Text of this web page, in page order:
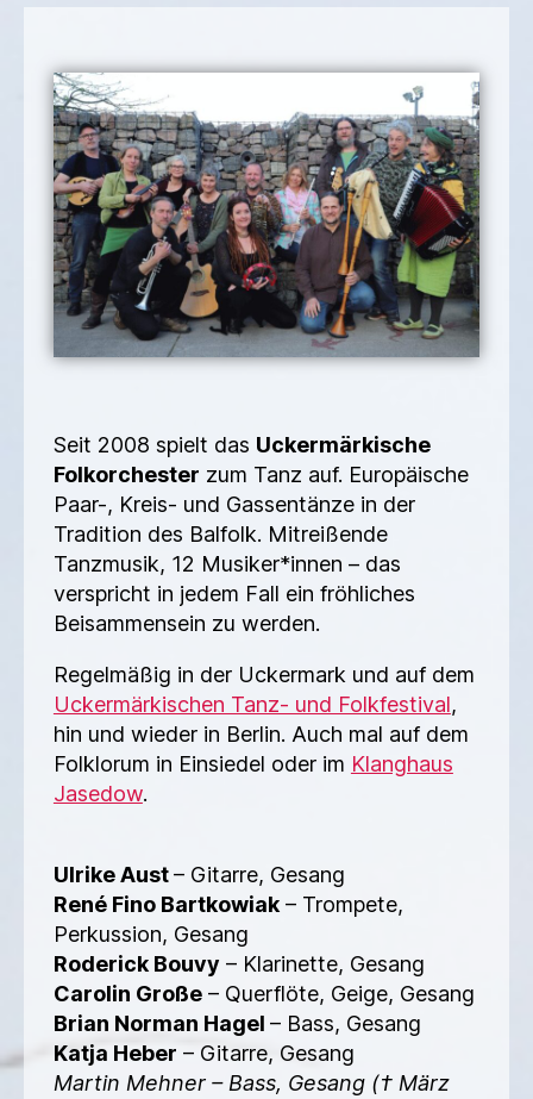
Seit 2008 spielt das Uckermärkische
Folkorchester zum Tanz auf. Europäische
Paar-, Kreis- und Gassentänze in der
Tradition des Balfolk. Mitreißende
Tanzmusik, 12 Musiker*innen – das
verspricht in jedem Fall ein fröhliches
Beisammensein zu werden.
Regelmäßig in der Uckermark und auf dem
Uckermärkischen Tanz- und Folkfestival,
hin und wieder in Berlin. Auch mal auf dem
Folklorum in Einsiedel oder im Klanghaus
Jasedow.
Ulrike Aust– Gitarre, Gesang
René Fino Bartkowiak– Trompete,
Perkussion, Gesang
Roderick Bouvy – Klarinette, Gesang
Carolin Große– Querflöte, Geige, Gesang
Brian Norman Hagel – Bass, Gesang
Katja Heber – Gitarre, Gesang
Martin Mehner – Bass, Gesang († März